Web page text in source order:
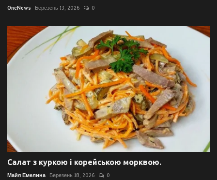
OneNews Березень 13, 2026 0
Салат з куркою і корейською морквою.
Майя Емелина Березень 18, 2026 0